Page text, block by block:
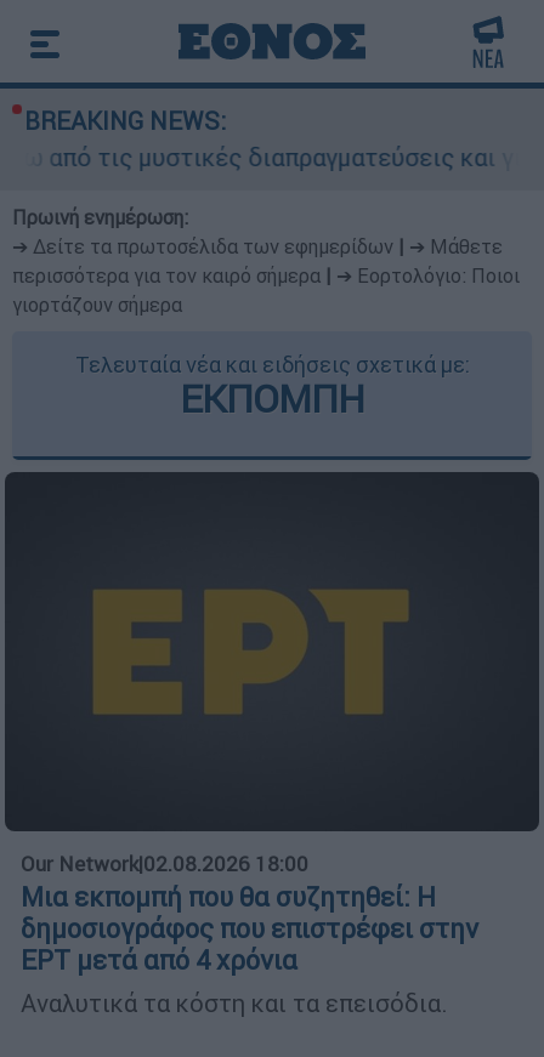
BREAKING NEWS:
διαπραγματεύσεις και γιατί
Πρωινή ενημέρωση:
➔ Δείτε τα πρωτοσέλιδα των εφημερίδων
➔ Μάθετε
περισσότερα για τον καιρό σήμερα
➔ Εορτολόγιο: Ποιοι
γιορτάζουν σήμερα
Τελευταία νέα και ειδήσεις σχετικά με:
ΕΚΠΟΜΠΗ
Our Network|02.08.2026 18:00
Μια εκπομπή που θα συζητηθεί: Η
δημοσιογράφος που επιστρέφει στην
ΕΡΤ μετά από 4 χρόνια
Αναλυτικά τα κόστη και τα επεισόδια.